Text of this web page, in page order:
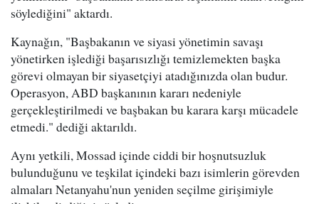
söylediğini" aktardı.
Kaynağın, "Başbakanın ve siyasi yönetimin savaşı
yönetirken işlediği başarısızlığı temizlemekten başka
görevi olmayan bir siyasetçiyi atadığınızda olan budur.
Operasyon, ABD başkanının kararı nedeniyle
gerçekleştirilmedi ve başbakan bu karara karşı mücadele
etmedi." dediği aktarıldı.
Aynı yetkili, Mossad içinde ciddi bir hoşnutsuzluk
bulunduğunu ve teşkilat içindeki bazı isimlerin görevden
almaları Netanyahu'nun yeniden seçilme girişimiyle